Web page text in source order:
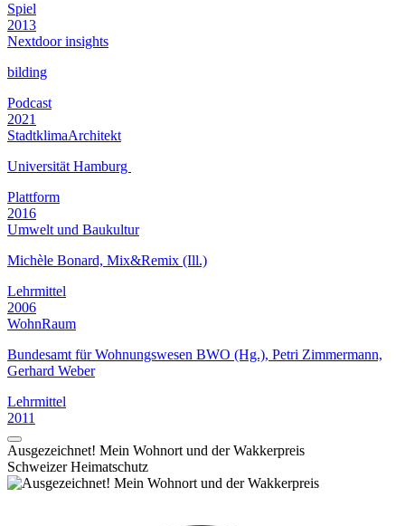
Spiel
2013
Nextdoor insights
bilding
Podcast
2021
StadtklimaArchitekt
Universität Hamburg
Plattform
2016
Umwelt und Baukultur
Michèle Bonard, Mix&Remix (Ill.)
Lehrmittel
2006
WohnRaum
Bundesamt für Wohnungswesen BWO (Hg.), Petri Zimmermann,
Gerhard Weber
Lehrmittel
2011
Ausgezeichnet! Mein Wohnort und der Wakkerpreis
Schweizer Heimatschutz